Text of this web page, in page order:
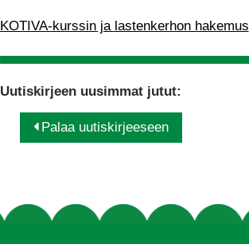
KOTIVA-kurssin ja lastenkerhon hakemus
Uutiskirjeen uusimmat jutut:
Palaa uutiskirjeeseen